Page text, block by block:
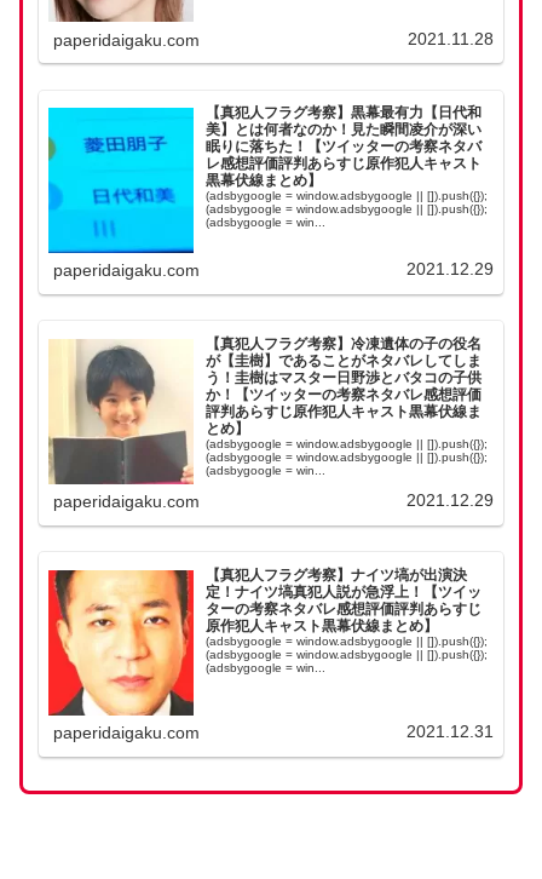
paperidaigaku.com 2021.11.28
【真犯人フラグ考察】黒幕最有力【日代和
美】とは何者なのか！見た瞬間凌介が深い
眠りに落ちた！【ツイッターの考察ネタバ
レ感想評価評判あらすじ原作犯人キャスト
黒幕伏線まとめ】
(adsbygoogle = window.adsbygoogle || []).push({});
(adsbygoogle = window.adsbygoogle || []).push({});
(adsbygoogle = win...
paperidaigaku.com 2021.12.29
【真犯人フラグ考察】冷凍遺体の子の役名
が【圭樹】であることがネタバレしてしま
う！圭樹はマスター日野渉とバタコの子供
か！【ツイッターの考察ネタバレ感想評価
評判あらすじ原作犯人キャスト黒幕伏線ま
とめ】
(adsbygoogle = window.adsbygoogle || []).push({});
(adsbygoogle = window.adsbygoogle || []).push({});
(adsbygoogle = win...
paperidaigaku.com 2021.12.29
【真犯人フラグ考察】ナイツ塙が出演決
定！ナイツ塙真犯人説が急浮上！【ツイッ
ターの考察ネタバレ感想評価評判あらすじ
原作犯人キャスト黒幕伏線まとめ】
(adsbygoogle = window.adsbygoogle || []).push({});
(adsbygoogle = window.adsbygoogle || []).push({});
(adsbygoogle = win...
paperidaigaku.com 2021.12.31